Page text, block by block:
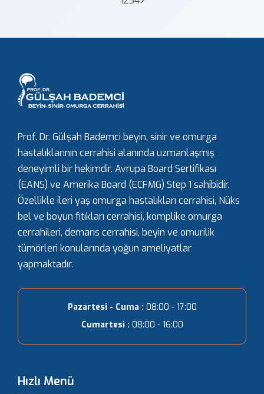
Prof. Dr. Gülşah Bademci beyin, sinir ve omurga
hastalıklarının cerrahisi alanında uzmanlaşmış
deneyimli bir hekimdir. Avrupa Board Sertifikası
(EANS) ve Amerika Board (ECFMG) Step 1 sahibidir.
Özellikle ileri yaş omurga hastalıkları cerrahisi, Nüks
bel ve boyun fıtıkları cerrahisi, komplike omurga
cerrahileri, demans cerrahisi, beyin ve omurilik
tümörleri konularında yoğun ameliyatlar
yapmaktadır.
Pazartesi - Cuma : 08:00 - 17:00
Cumartesi : 08:00 - 16:00
Hızlı Menü